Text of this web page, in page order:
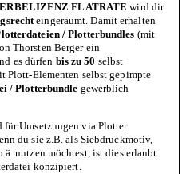
FLATRATE wird dir
eingeräumt. Damit erhalten
/ Plotterbundles (mit
Thorsten Berger ein
es dürfen bis zu 50 selbst
Plott-Elementen selbst gepimpte
/ Plotterbundle gewerblich
Umsetzungen via Plotter
du sie z.B. als Siebdruckmotiv,
nutzen möchtest, ist dies erlaubt
konzipiert.